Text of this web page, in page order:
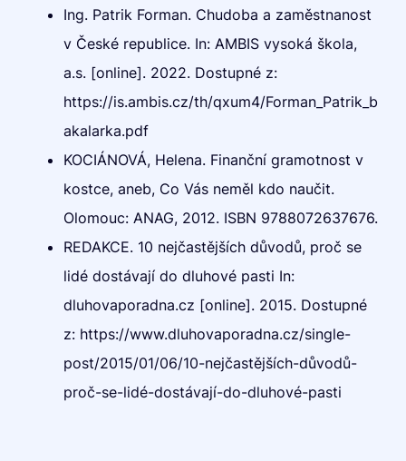
Ing. Patrik Forman. Chudoba a zaměstnanost
v České republice. In: AMBIS vysoká škola,
a.s. [online]. 2022. Dostupné z:
https://is.ambis.cz/th/qxum4/Forman_Patrik_b
akalarka.pdf
KOCIÁNOVÁ, Helena. Finanční gramotnost v
kostce, aneb, Co Vás neměl kdo naučit.
Olomouc: ANAG, 2012. ISBN 9788072637676.
REDAKCE. 10 nejčastějších důvodů, proč se
lidé dostávají do dluhové pasti In:
dluhovaporadna.cz [online]. 2015. Dostupné
z: https://www.dluhovaporadna.cz/single-
post/2015/01/06/10-nejčastějších-důvodů-
proč-se-lidé-dostávají-do-dluhové-pasti